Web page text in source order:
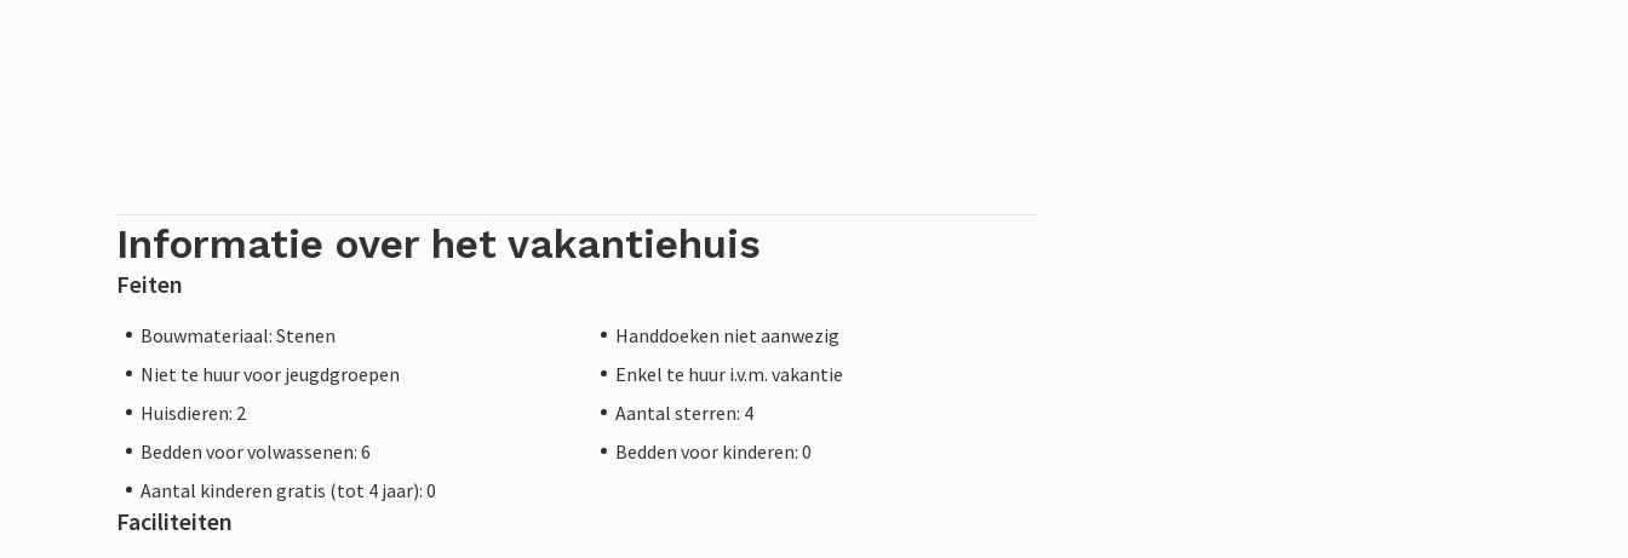
Informatie over het vakantiehuis
Feiten
Bouwmateriaal: Stenen
Handdoeken niet aanwezig
Niet te huur voor jeugdgroepen
Enkel te huur i.v.m. vakantie
Huisdieren: 2
Aantal sterren: 4
Bedden voor volwassenen: 6
Bedden voor kinderen: 0
Aantal kinderen gratis (tot 4 jaar): 0
Faciliteiten